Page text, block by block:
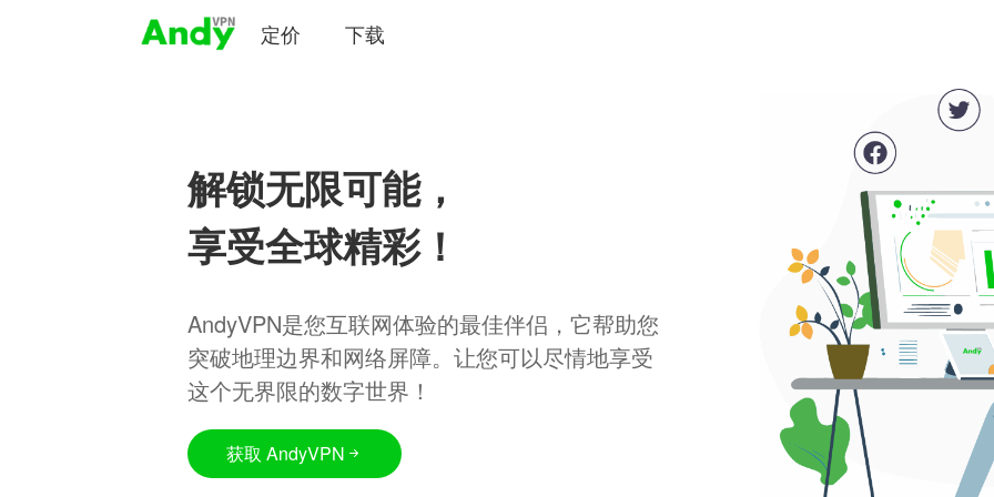
定价 下载
解锁无限可能，
享受全球精彩！
AndyVPN是您互联网体验的最佳伴侣，它帮助您
突破地理边界和网络屏障。让您可以尽情地享受
这个无界限的数字世界！
获取 AndyVPN